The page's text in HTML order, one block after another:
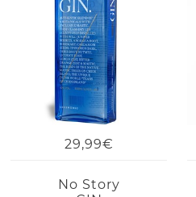
29,99€
No Story